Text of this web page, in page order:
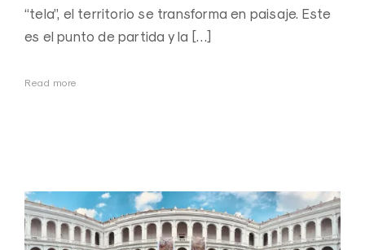
“tela”, el territorio se transforma en paisaje. Este
es el punto de partida y la […]
Read more